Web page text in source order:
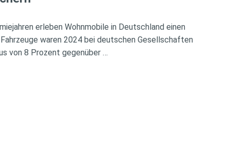
erleben Wohnmobile in Deutschland einen
waren 2024 bei deutschen Gesellschaften
von 8 Prozent gegenüber …